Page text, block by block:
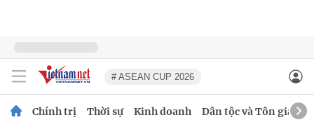
# ASEAN CUP 2026
Chính trị Thời sự Kinh doanh Dân tộc và Tôn giáo